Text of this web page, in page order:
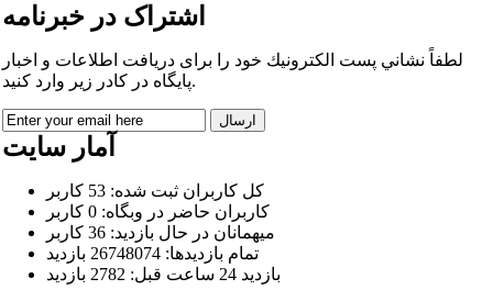
اشتراک در خبرنامه
لطفاً نشاني پست الكترونيك خود را برای دريافت اطلاعات و اخبار
پايگاه در كادر زير وارد كنيد.
آمار سایت
كل کاربران ثبت شده: 53 کاربر
کاربران حاضر در وبگاه: 0 کاربر
ميهمانان در حال بازديد: 36 کاربر
تمام بازديد‌ها: 26748074 بازدید
بازديد 24 ساعت قبل: 2782 بازدید